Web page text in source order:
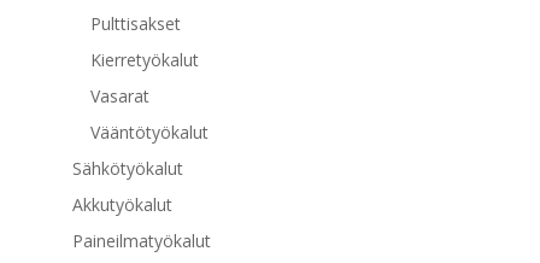
Pulttisakset
Kierretyökalut
Vasarat
Vääntötyökalut
Sähkötyökalut
Akkutyökalut
Paineilmatyökalut